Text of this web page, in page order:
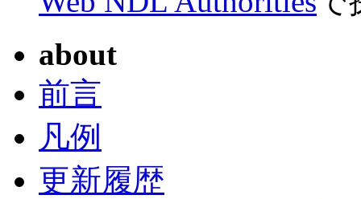
about
前言
凡例
更新履歴